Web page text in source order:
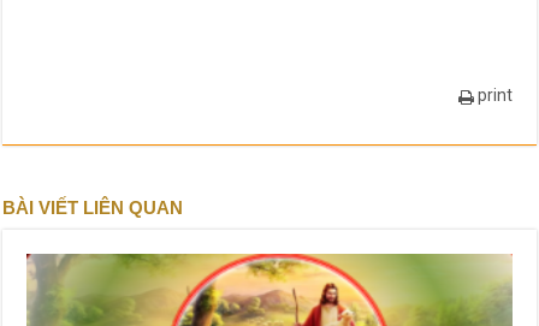
print
BÀI VIẾT LIÊN QUAN